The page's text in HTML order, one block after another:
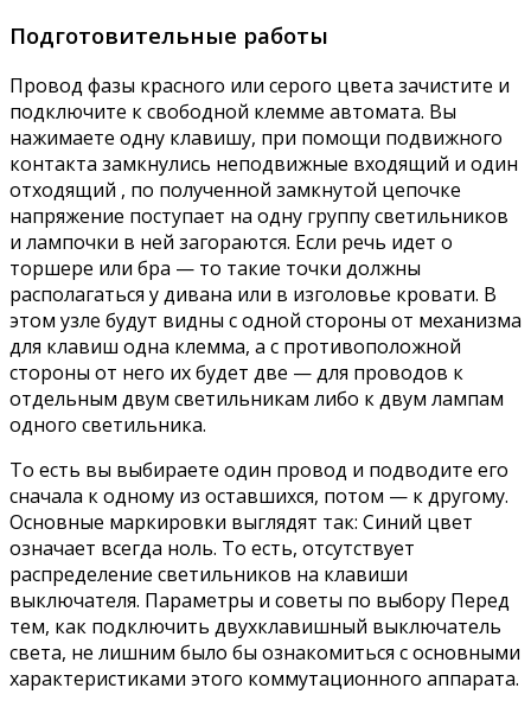
Подготовительные работы
Провод фазы красного или серого цвета зачистите и
подключите к свободной клемме автомата. Вы
нажимаете одну клавишу, при помощи подвижного
контакта замкнулись неподвижные входящий и один
отходящий , по полученной замкнутой цепочке
напряжение поступает на одну группу светильников
и лампочки в ней загораются. Если речь идет о
торшере или бра — то такие точки должны
располагаться у дивана или в изголовье кровати. В
этом узле будут видны с одной стороны от механизма
для клавиш одна клемма, а с противоположной
стороны от него их будет две — для проводов к
отдельным двум светильникам либо к двум лампам
одного светильника.
То есть вы выбираете один провод и подводите его
сначала к одному из оставшихся, потом — к другому.
Основные маркировки выглядят так: Синий цвет
означает всегда ноль. То есть, отсутствует
распределение светильников на клавиши
выключателя. Параметры и советы по выбору Перед
тем, как подключить двухклавишный выключатель
света, не лишним было бы ознакомиться с основными
характеристиками этого коммутационного аппарата.